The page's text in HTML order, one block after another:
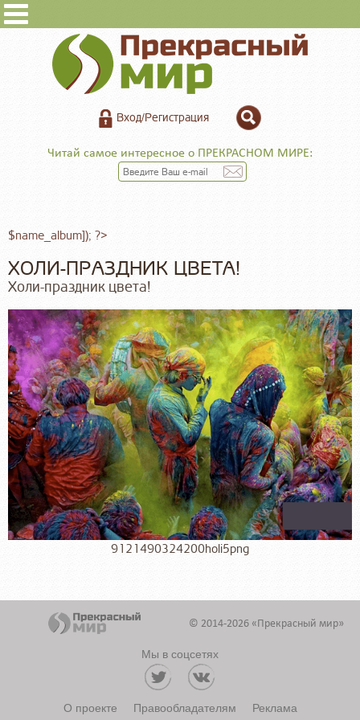
Вход/Регистрация
Читай самое интересное о ПРЕКРАСНОМ МИРЕ:
$name_album]); ?>
ХОЛИ-ПРАЗДНИК ЦВЕТА!
Холи-праздник цвета!
9121490324200holi5png
© 2014-2026 «Прекрасный мир»
Мы в соцсетях
О проекте Правообладателям Реклама